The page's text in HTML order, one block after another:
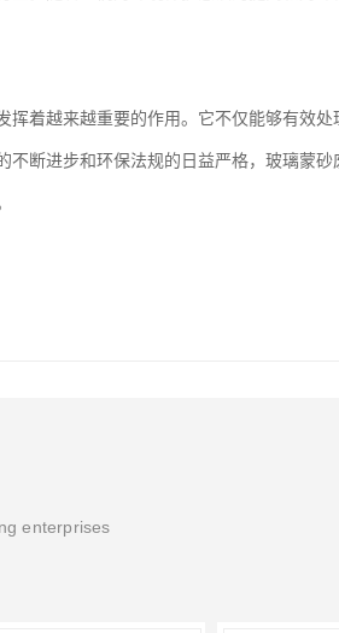
着越来越重要的作用。它不仅能够有效处
不断进步和环保法规的日益严格，玻璃蒙砂
enterprises